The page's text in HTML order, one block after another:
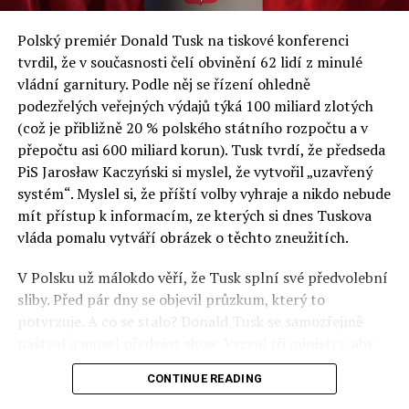
a východní Evropě.
Otázky spojené s vývojem umělé inteligence budou na
fóru AI zvláště diskutovanou oblastí. Fórum AI bude
zahrnovat vyhrazenou tematickou trať skládající se z
panelů, prezentací, workshopů a speciálních akcí.
Budou diskutovány klíčové otázky vlivu umělé
inteligence ve společnosti, ale i v sektoru veřejných a
komerčních služeb. Budou se diskutovat problémy a
výzvy, kterým bude muset trh čelit tváří v tvář zásadním
technologickým změnám. Účastníci fóra také zváží, do
technologií umělé inteligence v mnoha oblastech života
umožní Evropské unii obnovit konkurenceschopnost ve
vztahu ke globálním ekonomikám a nutnosti zajistit
Polský premiér Donald Tusk na tiskové konferenci
tvrdil, že v současnosti čelí obvinění 62 lidí z minulé
vládní garnitury. Podle něj se řízení ohledně
podezřelých veřejných výdajů týká 100 miliard zlotých
(což je přibližně 20 % polského státního rozpočtu a v
přepočtu asi 600 miliard korun). Tusk tvrdí, že předseda
PiS Jarosław Kaczyński si myslel, že vytvořil „uzavřený
systém“. Myslel si, že příští volby vyhraje a nikdo nebude
mít přístup k informacím, ze kterých si dnes Tuskova
vláda pomalu vytváří obrázek o těchto zneužitích.
V Polsku už málokdo věří, že Tusk splní své předvolební
sliby. Před pár dny se objevil průzkum, který to
potvrzuje. A co se stalo? Donald Tusk se samozřejmě
před kamerami podepsali dohodu o stíhání členů PiS, a
ti poslušně ono divadlo předvedli. Andrzej Domański
CONTINUE READING